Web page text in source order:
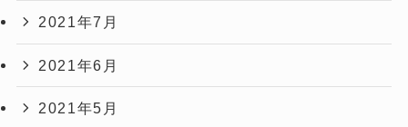
2021年7月
2021年6月
2021年5月